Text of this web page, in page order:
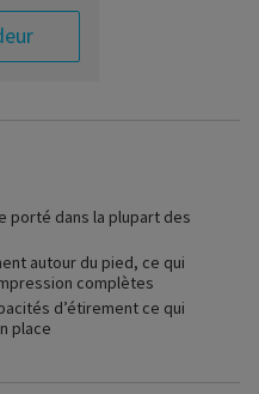
porté dans la plupart des
autour du pied, ce qui
complètes
d’étirement ce qui
place
de compression
ultra-mince, respirant